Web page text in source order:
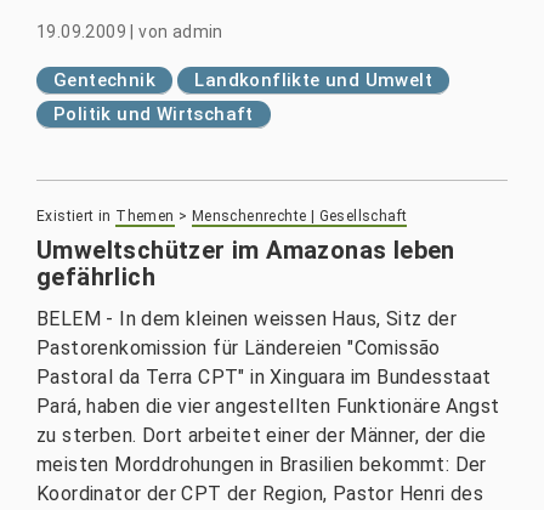
19.09.2009 |von admin
Gentechnik
Landkonflikte und Umwelt
Politik und Wirtschaft
Existiert in Themen > Menschenrechte | Gesellschaft
Umweltschützer im Amazonas leben
gefährlich
BELEM - In dem kleinen weissen Haus, Sitz der
Pastorenkomission für Ländereien "Comissão
Pastoral da Terra CPT" in Xinguara im Bundesstaat
Pará, haben die vier angestellten Funktionäre Angst
zu sterben. Dort arbeitet einer der Männer, der die
meisten Morddrohungen in Brasilien bekommt: Der
Koordinator der CPT der Region, Pastor Henri des